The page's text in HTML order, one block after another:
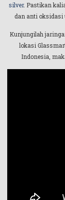
silver. Pastikan
dan anti oksidasi
Kunjungilah
lokasi
Indonesia,